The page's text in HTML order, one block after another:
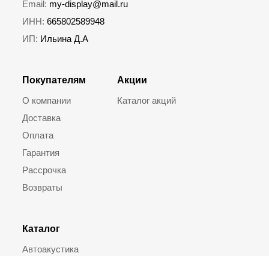
Покупателям
О компании
Доставка
Оплата
Гарантия
Рассрочка
Возвраты
Каталог
Автоакустика
Акции
Каталог акций
Email: my-display@mail.ru
ИНН: 665802589948
ИП: Ильина Д.А